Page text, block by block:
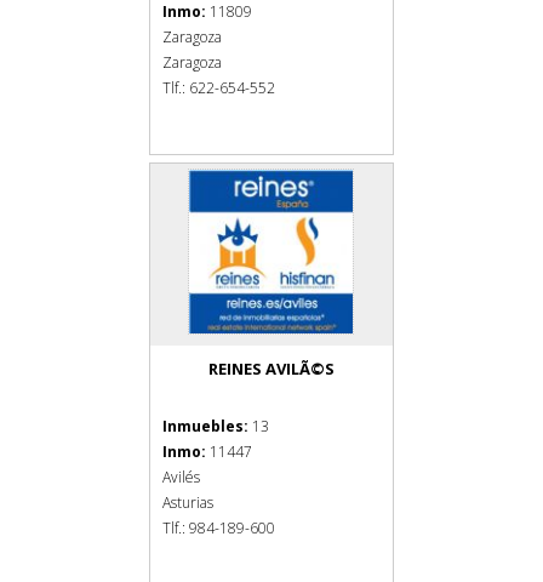
Inmo: 11809
Zaragoza
Zaragoza
Tlf.: 622-654-552
REINES AVILÃ©S
Inmuebles: 13
Inmo: 11447
Avilés
Asturias
Tlf.: 984-189-600